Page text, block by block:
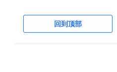
回到顶部